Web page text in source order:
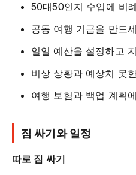
50대50인지 수입에 비
공동 여행 기금을 만드
일일 예산을 설정하고
비상 상황과 예상치 못
여행 보험과 백업 계획
짐 싸기와 일정
따로 짐 싸기